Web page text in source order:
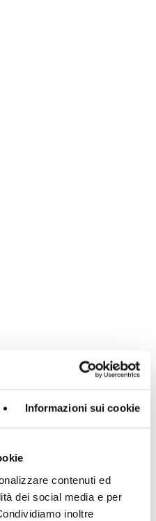
Informazioni sui cookie
contenuti ed
dei social media e per
inoltre